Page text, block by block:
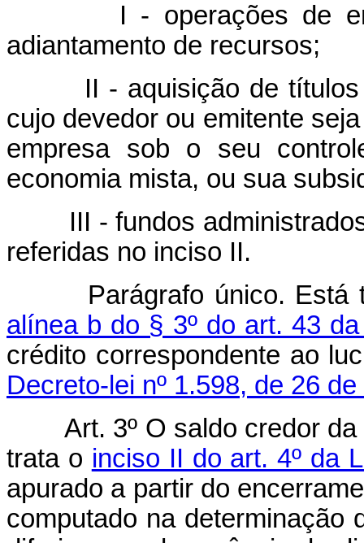
I - operações de
adiantamento de recursos;
II - aquisição de títulos e
cujo devedor ou emitente
empresa sob o seu
economia mista, ou sua
III - fundos administrados
referidas no inciso II.
Parágrafo único. Está
alínea b do § 3º do art. 43
crédito correspondente ao
Decreto-lei nº 1.598, de 26
Art. 3º O saldo credor
trata o inciso II do art. 4º da
apurado a partir do
computado na determinação